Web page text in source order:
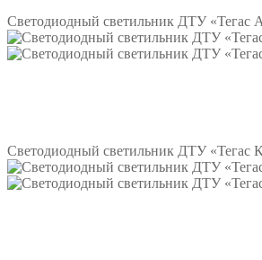
Светодиодный светильник ДТУ «Тегас
Светодиодный светильник ДТУ «Тегас